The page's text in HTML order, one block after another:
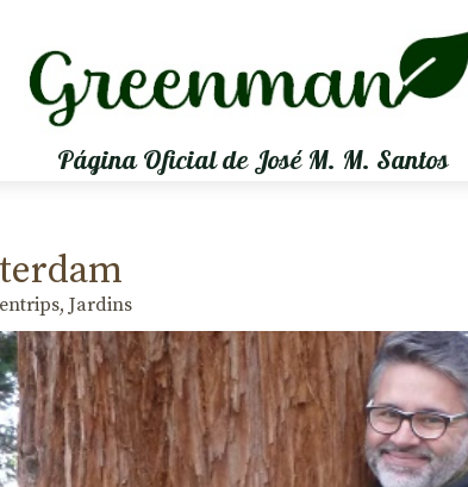
Página Oficial de José M. M. Santos
, Jardins